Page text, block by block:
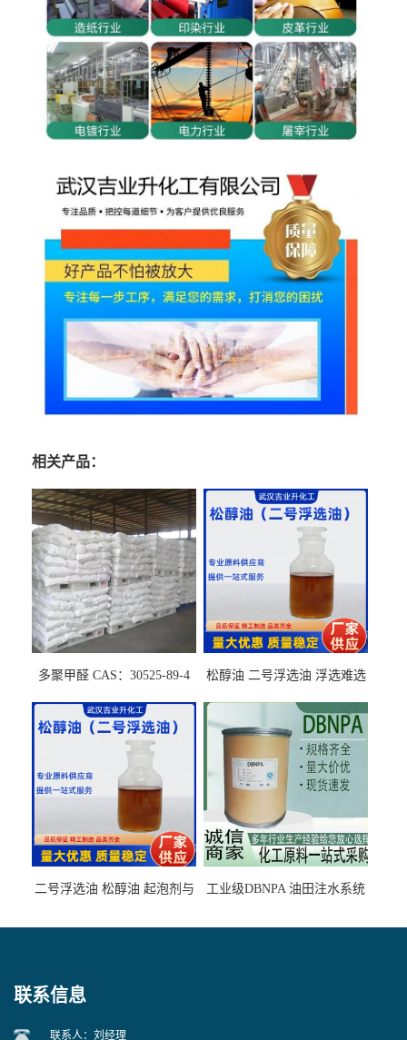
相关产品：
多聚甲醛 CAS：30525-89-4
松醇油 二号浮选油 浮选难选
石墨矿
二号浮选油 松醇油 起泡剂与
工业级DBNPA 油田注水系统
联系信息
联系人：刘经理